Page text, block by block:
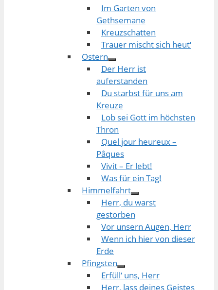
Im Garten von
Gethsemane
Kreuzschatten
Trauer mischt sich heut‘
Ostern
Der Herr ist
auferstanden
Du starbst für uns am
Kreuze
Lob sei Gott im höchsten
Thron
Quel jour heureux –
Pâques
Vivit – Er lebt!
Was für ein Tag!
Himmelfahrt
Herr, du warst
gestorben
Vor unsern Augen, Herr
Wenn ich hier von dieser
Erde
Pfingsten
Erfüll‘ uns, Herr
Herr, lass deines Geistes